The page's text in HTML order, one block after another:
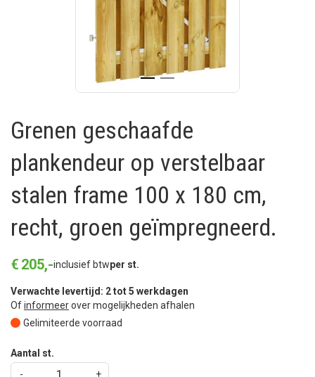
Grenen geschaafde
plankendeur op verstelbaar
stalen frame 100 x 180 cm,
recht, groen geïmpregneerd.
€ 205,-inclusief btwper st.
Verwachte levertijd: 2 tot 5 werkdagen
Ofinformeerover mogelijkheden afhalen
Gelimiteerde voorraad
Aantal st.